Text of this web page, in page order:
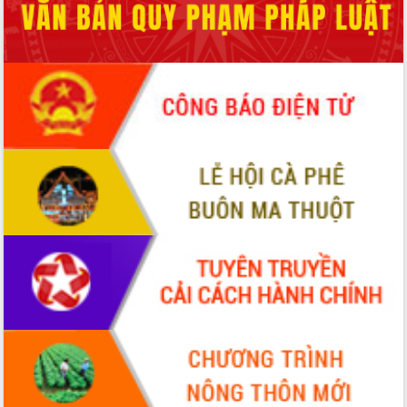
Hội thảo khoa học “Giải pháp thúc đẩy
phát triển nền kinh tế xanh tại tỉnh
Đắk Lắk”
Tăng cường giám sát, đôn đốc thực
hiện nhiệm vụ quản lý tài sản công
hàng tuần
Tháo gỡ những vướng mắc, đẩy mạnh
công tác cải cách thủ tục hành chính
tại Trung tâm Phục vụ hành chính
công tỉnh
Đắk Lắk: Tôn vinh 46 giải pháp tại Hội
thi Sáng tạo Kỹ thuật 2024 - 2025
Đắk Lắk rà soát, điều chỉnh Đề án 190
về phát triển nuôi trồng thủy sản
Phó Chủ tịch UBND tỉnh Đắk Lắk
Trương Công Thái kiểm tra thực địa
Dự án cao tốc Khánh Hòa - Buôn Ma
Thuột
Định vị cà phê Việt Nam như một “di
sản sống” trong dòng chảy toàn cầu